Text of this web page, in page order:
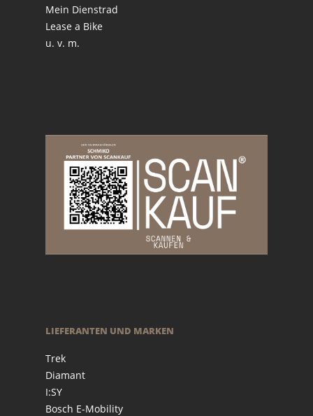
Mein Dienstrad
Lease a Bike
u. v. m.
LIEFERANTEN UND MARKEN
Trek
Diamant
I:SY
Bosch E-Mobility